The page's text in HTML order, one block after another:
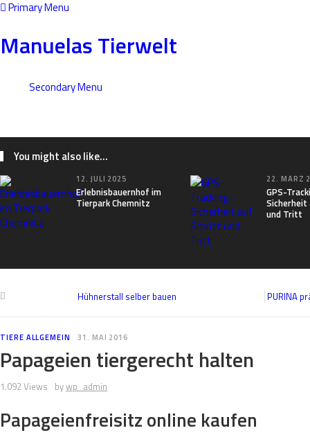
Primary Menu
Manuelas Tierwelt
Secondary Menu
You might also like...
12. JULI 2025
Erlebnisbauernhof im
Tierpark Chemnitz
22. MÄRZ
GPS-
und Tritt
Hühnerstall selber bauen PURINA
TIERE ALLGEMEIN 31. MAI 2016
Papageien tiergerecht halten
1.092 Views bywp_admin
Papageienfreisitz online kaufen